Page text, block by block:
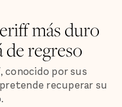
más duro
de regreso
conocido por sus
recuperar su